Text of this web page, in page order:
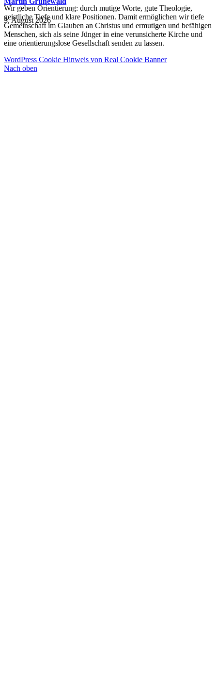
3. August 2026
Wir geben Orientierung: durch mutige Worte, gute Theologie,
geistliche Tiefe und klare Positionen. Damit ermöglichen wir tiefe
Gemeinschaft im Glauben an Christus und ermutigen und befähigen
Menschen, sich als seine Jünger in eine verunsicherte Kirche und
eine orientierungslose Gesellschaft senden zu lassen.
WordPress Cookie Hinweis von Real Cookie Banner
Nach oben